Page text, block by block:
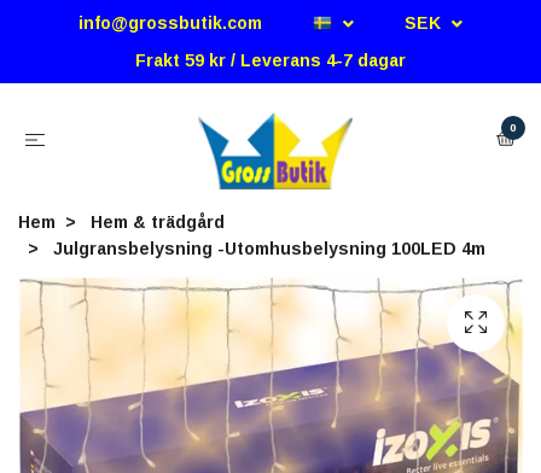
info@grossbutik.com
SEK
Frakt 59 kr / Leverans 4-7 dagar
0
Hem
Hem & trädgård
Julgransbelysning -Utomhusbelysning 100LED 4m